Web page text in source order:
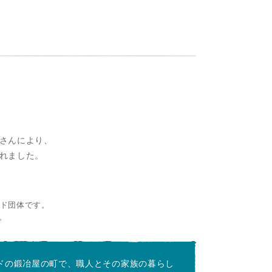
により、
した。
団体です。
の鍛冶屋の町で、職人とその家族の暮らし